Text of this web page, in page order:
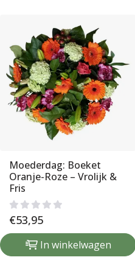
Moederdag: Boeket
Oranje-Roze – Vrolijk &
Fris
€53,95
In winkelwagen